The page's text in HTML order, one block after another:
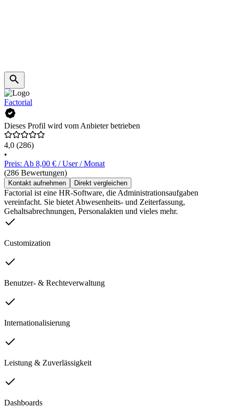
Factorial
Dieses Profil wird vom Anbieter betrieben
4,0 (286)
•
Preis: Ab 8,00 € / User / Monat
(286 Bewertungen)
Kontakt aufnehmen Direkt vergleichen
Factorial ist eine HR-Software, die Administrationsaufgaben
vereinfacht. Sie bietet Abwesenheits- und Zeiterfassung,
Gehaltsabrechnungen, Personalakten und vieles mehr.
Customization
Benutzer- & Rechteverwaltung
Internationalisierung
Leistung & Zuverlässigkeit
Dashboards